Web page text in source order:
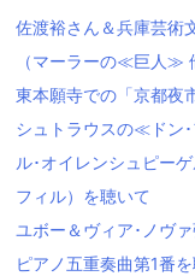
佐渡裕さん＆兵庫芸術
（マーラーの≪巨人≫
東本願寺での「京都夜
シュトラウスの≪ドン
ル･オイレンシュピー
フィル）を聴いて
ユボー＆ヴィア･ノヴ
ピアノ五重奏曲第1番